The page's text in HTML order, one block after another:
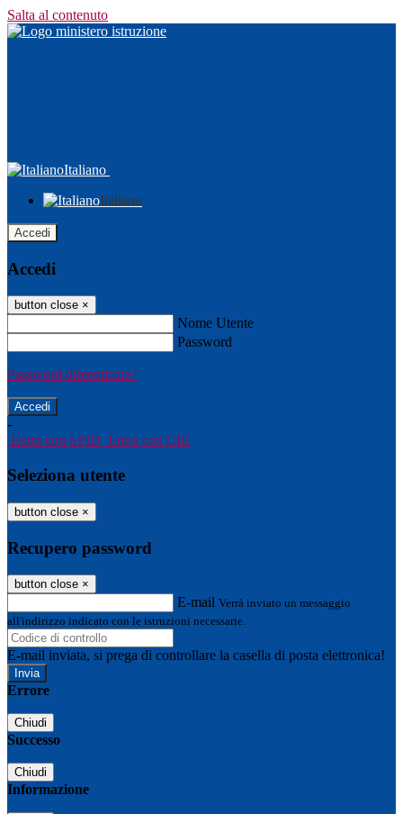
Salta al contenuto
Italiano
Italiano
Accedi
Accedi
button close ×
Nome Utente
Password
Password dimenticata?
-
Entra con SPID Entra con CIE
Seleziona utente
button close ×
Recupero password
button close ×
E-mail Verrà inviato un messaggio
all'indirizzo indicato con le istruzioni necessarie.
E-mail inviata, si prega di controllare la casella di posta elettronica!
Errore
Chiudi
Successo
Chiudi
Informazione